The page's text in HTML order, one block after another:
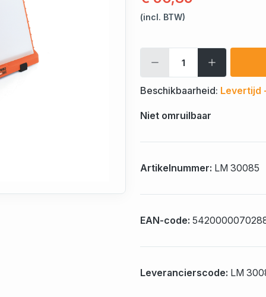
(incl. BTW)
Beschikbaarheid: Levertijd
Niet omruilbaar
Artikelnummer: LM 30085
EAN-code:
Leverancierscode: LM